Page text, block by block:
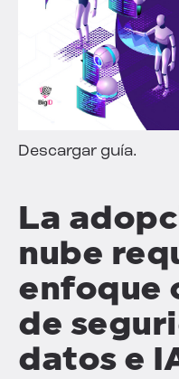
Descargar guía.
La
nube
enfoque
de
datos e